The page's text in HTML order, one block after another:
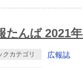
たんば 2021
クカテゴリ 広報誌